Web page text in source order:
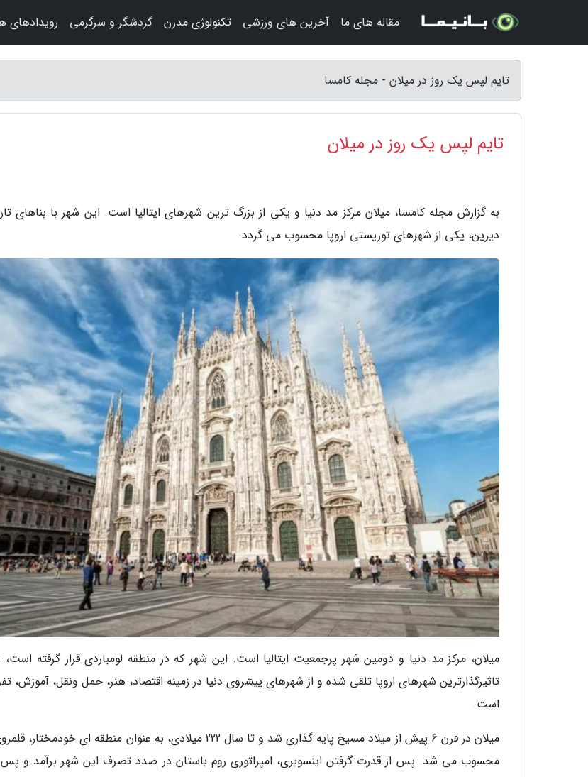
تایم لپس یک روز در میلان - مجله کامسا
تایم لپس یک روز در میلان
به گزارش مجله کامسا، میلان مرکز مد دنیا و یکی از بزرگ ترین شهرهای ایتالیا است. این شهر با بناهای
دیرین، یکی از شهرهای توریستی اروپا محسوب می گردد.
میلان، مرکز مد دنیا و دومین شهر پرجمعیت ایتالیا است. این شهر که در منطقه لومباردی قرار گرفته
تاثیرگذارترین شهرهای اروپا تلقی شده و از شهرهای پیشروی دنیا در زمینه اقتصاد، هنر، حمل ونقل، آموزش،
است.
میلان در قرن 6 پیش از میلاد مسیح پایه گذاری شد و تا سال 222 میلادی، به عنوان منطقه
محسوب می شد. پس از قدرت گرفتن اینسوبری، امپراتوری روم باستان در صدد تصرف این شهر برآمد و پس
مقاله های ما آخرین های ورزشی تکنولوژی مدرن گردشگر و سرگرمی رویدادهای